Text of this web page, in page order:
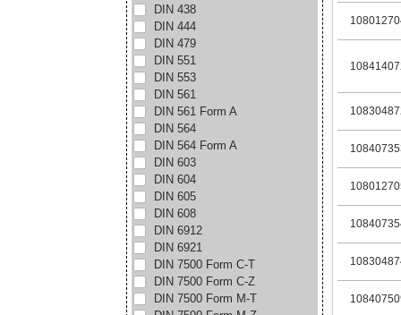
DIN 438
DIN 444
DIN 479
DIN 551
DIN 553
DIN 561
DIN 561 Form A
DIN 564
DIN 564 Form A
DIN 603
DIN 604
DIN 605
DIN 608
DIN 6912
DIN 6921
DIN 7500 Form C-T
DIN 7500 Form C-Z
DIN 7500 Form M-T